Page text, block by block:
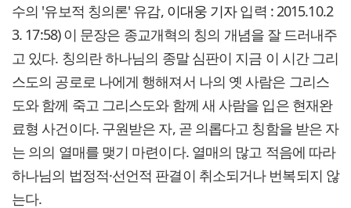
수의 '유보적 칭의론' 유감, 이대웅 기자입력 : 2015.10.2
3. 17:58) 이 문장은 종교개혁의 칭의 개념을 잘 드러내주
고 있다. 칭의란 하나님의 종말 심판이 지금 이 시간 그리
스도의 공로로 나에게 행해져서 나의 옛 사람은 그리스
도와 함께 죽고 그리스도와 함께 새 사람을 입은 현재완
료형 사건이다. 구원받은 자, 곧 의롭다고 칭함을 받은 자
는 의의 열매를 맺기 마련이다. 열매의 많고 적음에 따라
하나님의 법정적·선언적 판결이 취소되거나 번복되지 않
는다.